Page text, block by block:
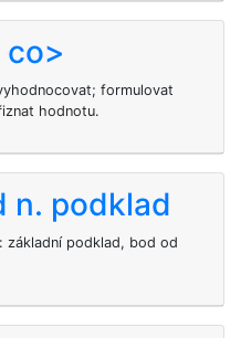
formulovat
hodnotu.
n. podklad
základní podklad, bod od